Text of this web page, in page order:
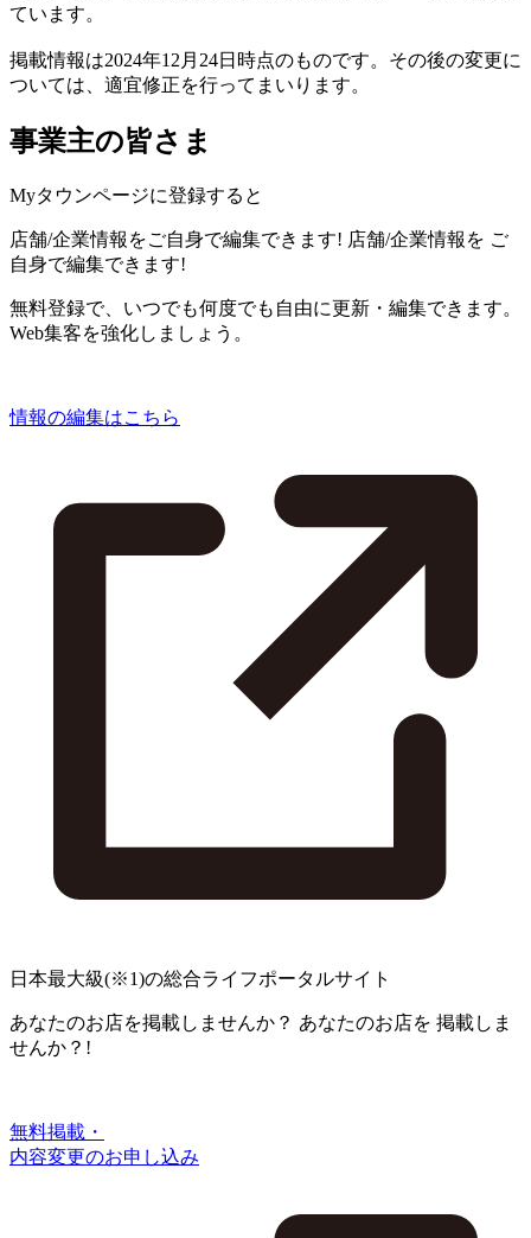
ています。
掲載情報は2024年12月24日時点のものです。その後の変更に
ついては、適宜修正を行ってまいります。
事業主の皆さま
Myタウンページに登録すると
店舗/企業情報をご自身で編集できます! 店舗/企業情報を ご
自身で編集できます!
無料登録で、いつでも何度でも自由に更新・編集できます。
Web集客を強化しましょう。
情報の編集はこちら
日本最大級(※1)の総合ライフポータルサイト
あなたのお店を掲載しませんか？ あなたのお店を 掲載しま
せんか？!
無料掲載・
内容変更のお申し込み